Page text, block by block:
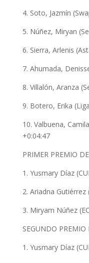
4. Soto, Jazmín
5. Núñez, Miryan
6. Sierra, Arlenis
7. Ahumada,
8. Villalón, Aranza
9. Botero, Erika
10. Valbuena,
+0:04:47
PRIMER PREMIO
1. Yusmary Díaz
2. Ariadna Gutiérrez
3. Miryam Núñez
SEGUNDO
1. Yusmary Díaz